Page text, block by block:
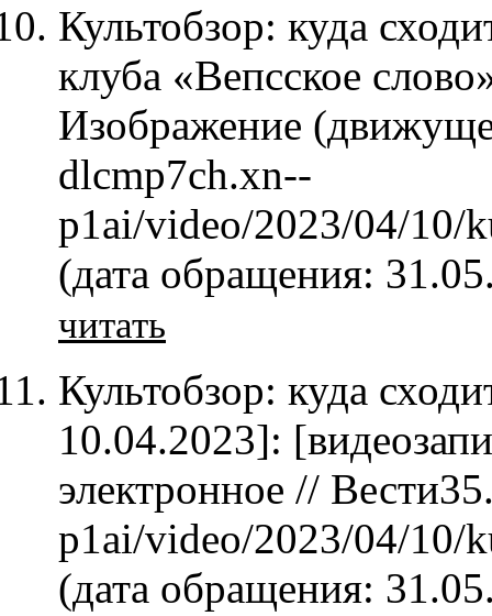
Культобзор: куда
клуба «Вепсское
Изображение
dlcmp7ch.xn--
p1ai/video/2023/04/10/
(дата обращения:
читать
Культобзор: куда
10.04.2023]:
электронное //
p1ai/video/2023/04/10/
(дата обращения: